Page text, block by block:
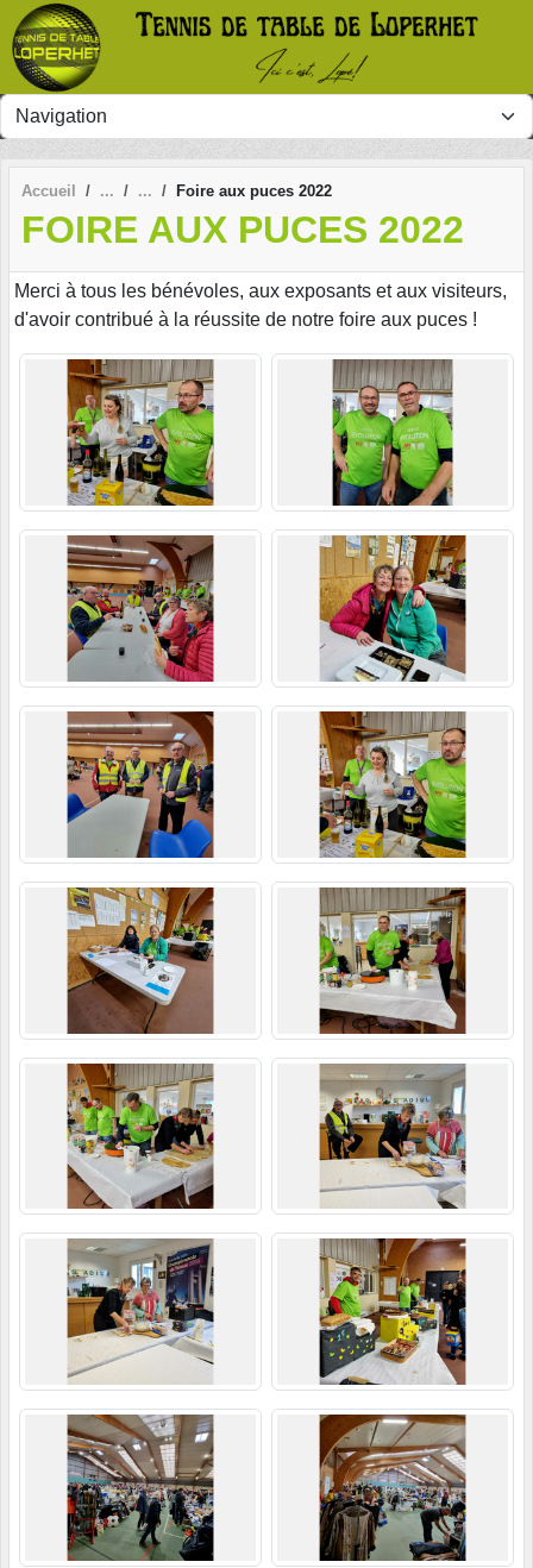
Accueil Foire aux puces 2022
FOIRE AUX PUCES 2022
Merci à tous les bénévoles, aux exposants et aux visiteurs,
d'avoir contribué à la réussite de notre foire aux puces !
Panneau de gestion des cookies